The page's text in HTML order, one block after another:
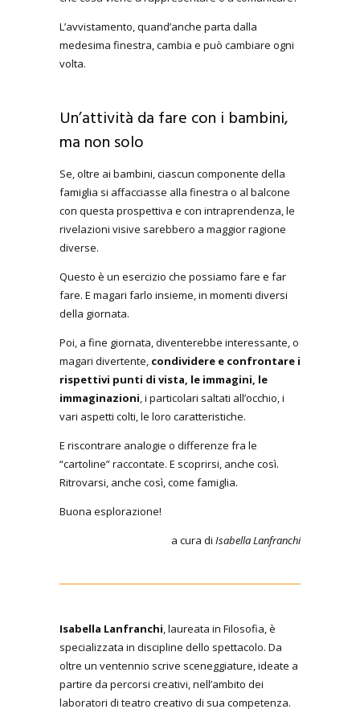
L’avvistamento, quand’anche parta dalla
medesima finestra, cambia e può cambiare ogni
volta.
Un’attività da fare con i bambini,
ma non solo
Se, oltre ai bambini, ciascun componente della
famiglia si affacciasse alla finestra o al balcone
con questa prospettiva e con intraprendenza, le
rivelazioni visive sarebbero a maggior ragione
diverse.
Questo è un esercizio che possiamo fare e far
fare. E magari farlo insieme, in momenti diversi
della giornata.
Poi, a fine giornata, diventerebbe interessante, o
magari divertente, condividere e confrontare i
rispettivi punti di vista, le immagini, le
immaginazioni, i particolari saltati all’occhio, i
vari aspetti colti, le loro caratteristiche.
E riscontrare analogie o differenze fra le
“cartoline” raccontate. E scoprirsi, anche così.
Ritrovarsi, anche così, come famiglia.
Buona esplorazione!
a cura di Isabella Lanfranchi
Isabella Lanfranchi, laureata in Filosofia, è
specializzata in discipline dello spettacolo. Da
oltre un ventennio scrive sceneggiature, ideate a
partire da percorsi creativi, nell’ambito dei
laboratori di teatro creativo di sua competenza.